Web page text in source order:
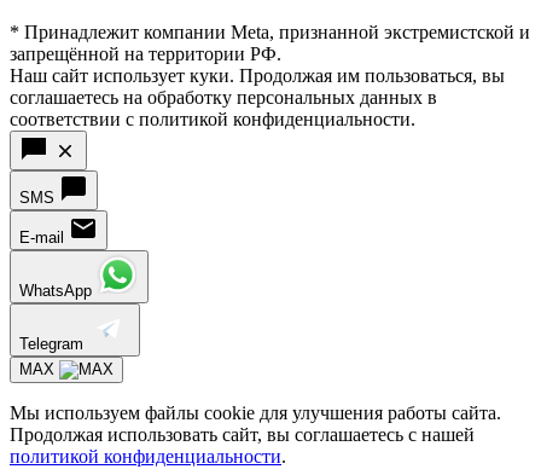
* Принадлежит компании Meta, признанной экстремистской и
запрещённой на территории РФ.
Наш сайт использует куки. Продолжая им пользоваться, вы
соглашаетесь на обработку персональных данных в
соответствии с политикой конфиденциальности.
SMS
E-mail
WhatsApp
Telegram
MAX
Мы используем файлы cookie для улучшения работы сайта.
Продолжая использовать сайт, вы соглашаетесь с нашей
политикой конфиденциальности.